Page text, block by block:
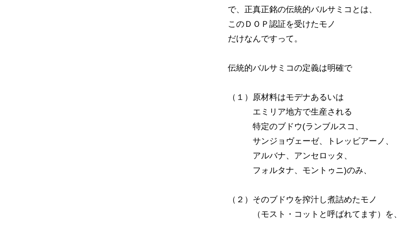
で、正真正銘の伝統的バルサミコとは、
このＤＯＰ認証を受けたモノ
だけなんですって。
伝統的バルサミコの定義は明確で
（１）原材料はモデナあるいは
エミリア地方で生産される
特定のブドウ(ランブルスコ、
サンジョヴェーゼ、トレッビアーノ、
アルバナ、アンセロッタ、
フォルタナ、モントゥニ)のみ、
（２）そのブドウを搾汁し煮詰めたモノ
（モスト・コットと呼ばれてます）を、